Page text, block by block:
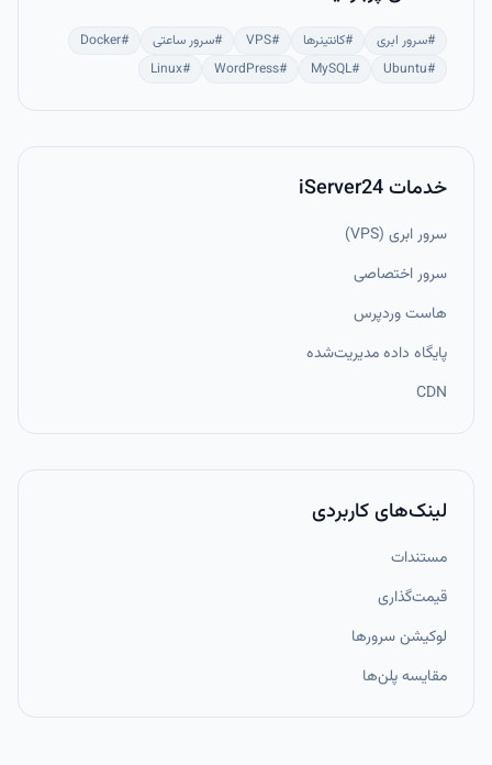
#سرور ابری #کانتینرها #
VPS
#سرور ساعتی #
Docker
#
Ubuntu
#
MySQL
#
WordPress
#
Linux
خدمات iServer24
سرور ابری (VPS)
سرور اختصاصی
هاست وردپرس
پایگاه داده مدیریت‌شده
CDN
لینک‌های کاربردی
مستندات
قیمت‌گذاری
لوکیشن سرورها
مقایسه پلن‌ها